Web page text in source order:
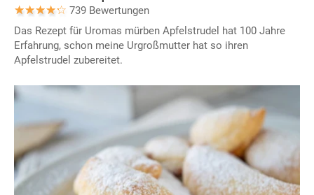
739 Bewertungen
Das Rezept für Uromas mürben Apfelstrudel hat 100 Jahre
Erfahrung, schon meine Urgroßmutter hat so ihren
Apfelstrudel zubereitet.